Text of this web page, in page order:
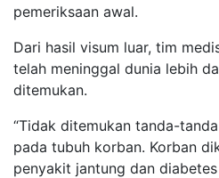
pemeriksaan awal.
Dari hasil visum luar, tim
telah meninggal dunia lebih
ditemukan.
“Tidak ditemukan tanda-
pada tubuh korban. Korban
penyakit jantung dan